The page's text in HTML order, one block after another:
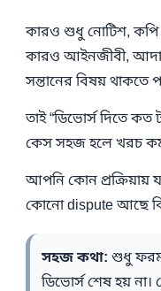
কারও শুধু নোটিশ, কপি
কারও আইনজীবী,
সন্তানের বিষয় থাকতে
তাই “ডিভোর্স দিতে কত
কেস সহজ হলে খরচ
আপনি কোন প্রক্রিয়ায়
কোনো dispute আছে
সহজ কথা: শুধু ফরম
ডিভোর্স শেষ হয়